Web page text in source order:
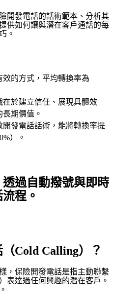
開發電話的話術範本、分析其
供如何讓與潛在客戶通話的每
。
的方式，平均轉換率為
於建立信任、展現具體效
期價值。
發電話話術，能將轉換率提
）。
過自動撥號與即時
程。
Cold Calling）？
，保險開發電話是指主動聯繫
表達過任何興趣的潛在客戶。